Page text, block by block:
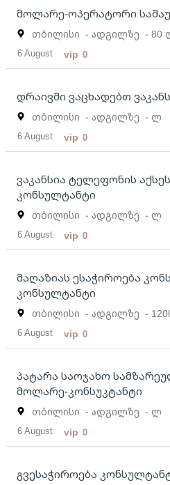
მოლარე-ოპერატორი
თბილისი - ადგილზე - 80
6 August vip 0
დრაივში ვაცხადებთ
თბილისი - ადგილზე - ლ
6 August vip 0
ვაკანსია ტელეფონის
კონსულტანტი
თბილისი - ადგილზე - ლ
6 August vip 0
მაღაზიას ესაჭიროება
კონსულტანტი
თბილისი - ადგილზე -
6 August vip 0
პატარა საოჯახო
მოლარე-კონსუკტანტი
თბილისი - ადგილზე - ლ
6 August vip 0
გვესაჭიროება